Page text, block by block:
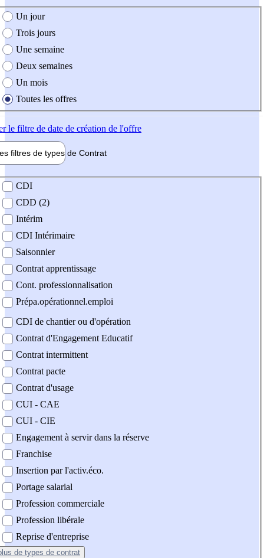
création de l'offre
Un jour
Trois jours
Une semaine
Deux semaines
Un mois
Toutes les offres
le filtre de date de création de l'offre
filtres de types de Contrat
contrat
CDI
CDD (2)
Intérim
CDI Intérimaire
Saisonnier
Contrat apprentissage
Cont. professionnalisation
Prépa.opérationnel.emploi
CDI de chantier ou d'opération
Contrat d'Engagement Educatif
Contrat intermittent
Contrat pacte
Contrat d'usage
CUI - CAE
CUI - CIE
Engagement à servir dans la réserve
Franchise
Insertion par l'activ.éco.
Portage salarial
Profession commerciale
Profession libérale
Reprise d'entreprise
de types de contrat